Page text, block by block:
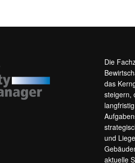
Die
das
steigern,
und
aktuelle